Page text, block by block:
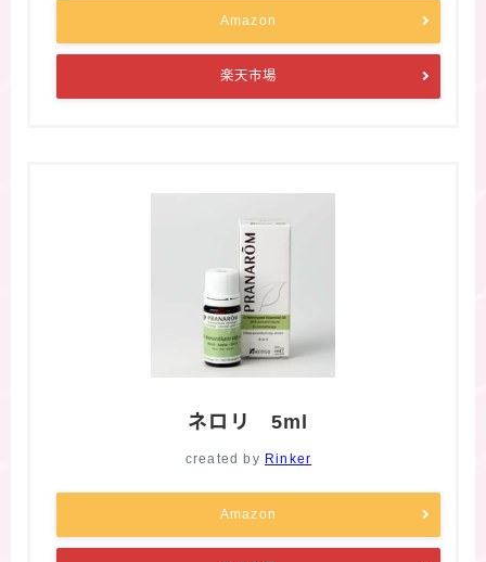
Amazon
楽天市場
ネロリ 5ml
created by Rinker
Amazon